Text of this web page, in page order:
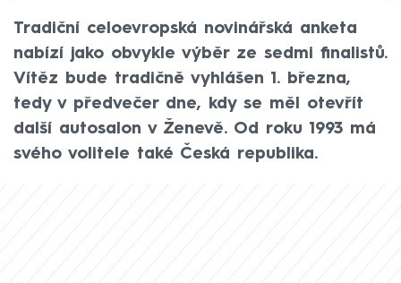
Tradiční celoevropská novinářská anketa
nabízí jako obvykle výběr ze sedmi finalistů.
Vítěz bude tradičně vyhlášen 1. března,
tedy v předvečer dne, kdy se měl otevřít
další autosalon v Ženevě. Od roku 1993 má
svého volitele také Česká republika.